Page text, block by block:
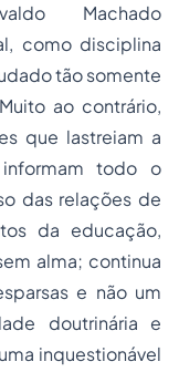
Machado
como disciplina
tão somente
ao contrário,
que lastreiam a
todo o
das relações de
da educação,
alma; continua
e não um
doutrinária e
inquestionável